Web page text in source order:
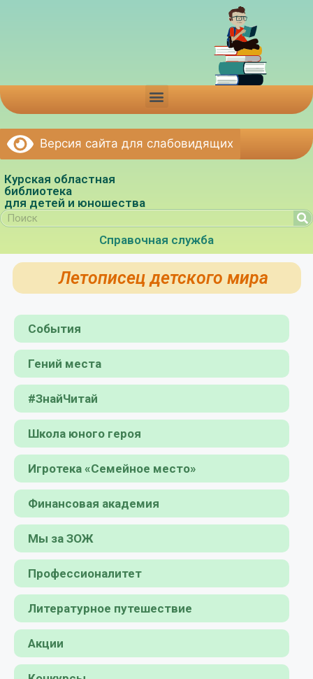
Версия сайта для слабовидящих
Курская областная
библиотека
для детей и юношества
Справочная служба
Летописец детского мира
События
Гений места
#ЗнайЧитай
Школа юного героя
Игротека «Семейное место»
Финансовая академия
Мы за ЗОЖ
Профессионалитет
Литературное путешествие
Акции